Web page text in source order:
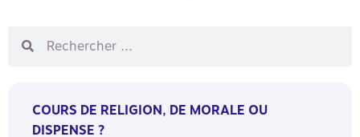
COURS DE RELIGION, DE MORALE OU
DISPENSE ?